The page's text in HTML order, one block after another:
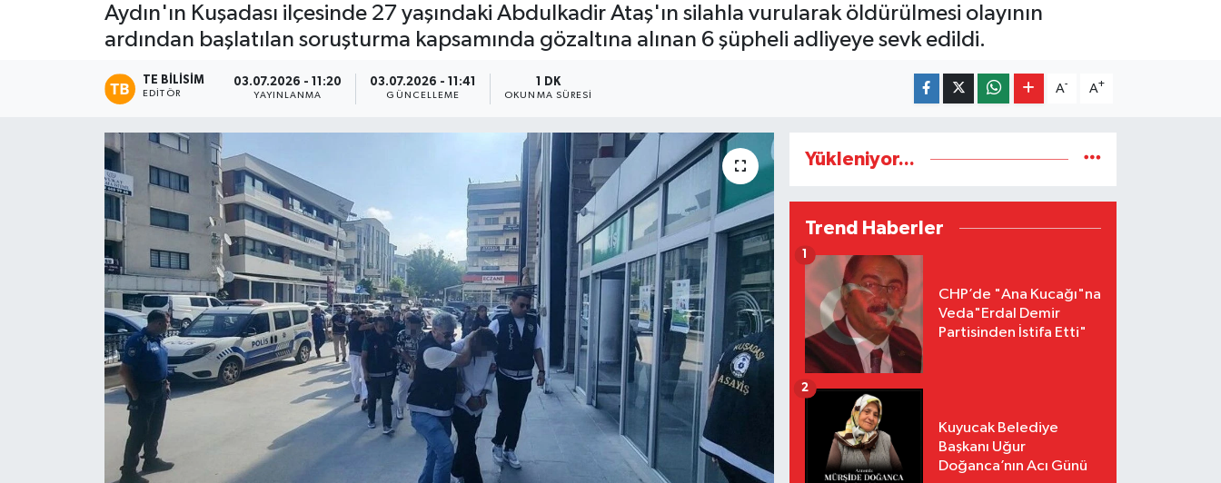
Aydın'ın Kuşadası ilçesinde 27 yaşındaki Abdulkadir Ataş'ın silahla vurularak öldürülmesi olayının
ardından başlatılan soruşturma kapsamında gözaltına alınan 6 şüpheli adliyeye sevk edildi.
TE BILISIM
EDITÖR
03.07.2026 - 11:20
YAYINLANMA
03.07.2026 - 11:41
GÜNCELLEME
1 DK
OKUNMA SÜRESI
A- A+
Yükleniyor...
Trend Haberler
CHP’de "Ana Kucağı"na
Veda"Erdal Demir
Partisinden İstifa Etti"
1
Kuyucak Belediye
Başkanı Uğur
Doğanca’nın Acı Günü
2